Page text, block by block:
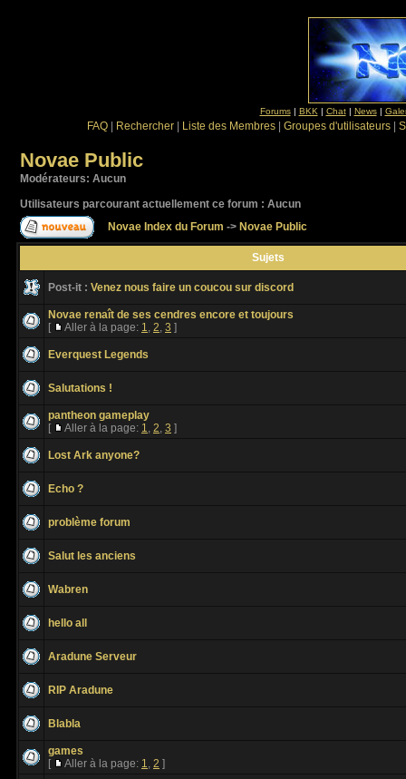
Forums| BKK | Chat| News|
FAQ Rechercher Liste des Membres Groupes d'utilisateurs
Novae Public
Modérateurs: Aucun
Utilisateurs parcourant actuellement ce forum : Aucun
Novae Index du Forum -> Novae Public
Sujets
Post-it : Venez nous faire un coucou sur discord
Novae renaît de ses cendres encore et toujours
[
Aller à la page: 1, 2, 3 ]
Everquest Legends
Salutations !
pantheon gameplay
[
Aller à la page: 1, 2, 3 ]
Lost Ark anyone?
Echo ?
problème forum
Salut les anciens
Wabren
hello all
Aradune Serveur
RIP Aradune
Blabla
games
[
Aller à la page: 1, 2 ]